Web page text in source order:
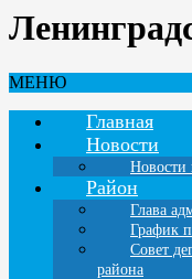
МЕНЮ
Главная
Новости
Новости
Район
Глава
График
Совет
района